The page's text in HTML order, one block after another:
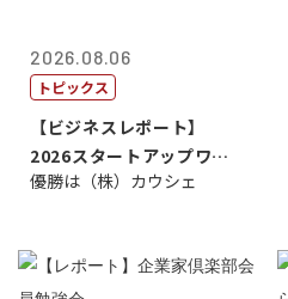
2026.08.06
トピックス
【ビジネスレポート】
2026スタートアップワー
ルドカップ東京
優勝は（株）カウシェ